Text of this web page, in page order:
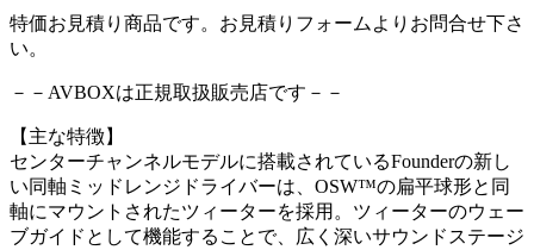
特価お見積り商品です。お見積りフォームよりお問合せ下さ
い。
－－AVBOXは正規取扱販売店です－－
【主な特徴】
センターチャンネルモデルに搭載されているFounderの新し
い同軸ミッドレンジドライバーは、OSW™の扁平球形と同
軸にマウントされたツィーターを採用。ツィーターのウェー
ブガイドとして機能することで、広く深いサウンドステージ